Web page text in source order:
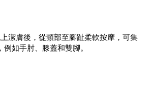
潔膚後，從頸部至腳趾柔軟按摩，可集
如手肘、膝蓋和雙腳。